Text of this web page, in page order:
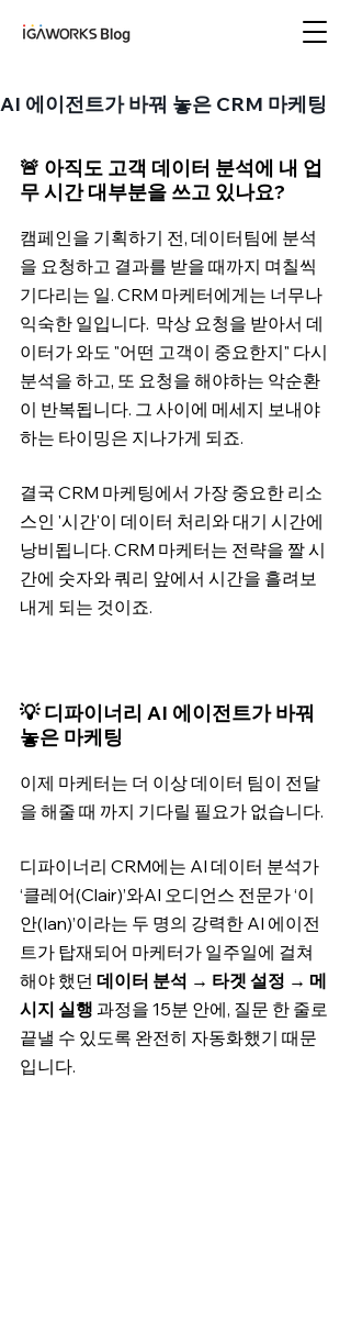
AI 에이전트가 바꿔 놓은 CRM 마케팅
🚨 아직도 고객 데이터 분석에 내 업
무 시간 대부분을 쓰고 있나요?
캠페인을 기획하기 전, 데이터팀에 분석
을 요청하고 결과를 받을 때까지 며칠씩
기다리는 일. CRM 마케터에게는 너무나
익숙한 일입니다.  막상 요청을 받아서 데
이터가 와도 "어떤 고객이 중요한지" 다시
분석을 하고, 또 요청을 해야하는 악순환
이 반복됩니다. 그 사이에 메세지 보내야
하는 타이밍은 지나가게 되죠.
결국 CRM 마케팅에서 가장 중요한 리소
스인 '시간'이 데이터 처리와 대기 시간에
낭비됩니다. CRM 마케터는 전략을 짤 시
간에 숫자와 쿼리 앞에서 시간을 흘려보
내게 되는 것이죠.
💡 디파이너리 AI 에이전트가 바꿔
놓은 마케팅
이제 마케터는 더 이상 데이터 팀이 전달
을 해줄 때 까지 기다릴 필요가 없습니다.
디파이너리 CRM에는 AI 데이터 분석가
‘클레어(Clair)’와AI 오디언스 전문가 ‘이
안(Ian)’이라는 두 명의 강력한 AI 에이전
트가 탑재되어 마케터가 일주일에 걸쳐
해야 했던 데이터 분석 → 타겟 설정 → 메
시지 실행 과정을 15분 안에, 질문 한 줄로
끝낼 수 있도록 완전히 자동화했기 때문
입니다.